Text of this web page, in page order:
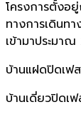
โครงการตั้งอ
ทางการเดินท
เข้ามาประมา
บ้านแฝดปิดเฟ
บ้านเดี่ยวปิดเ